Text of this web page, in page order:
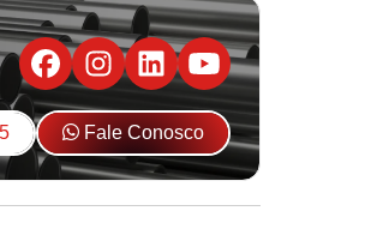
Fale Conosco